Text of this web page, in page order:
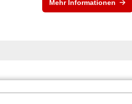
Mehr Informationen